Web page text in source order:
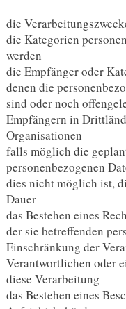
die
die Kategorien
werden
die Empfänger oder
denen die
sind oder noch
Empfängern in
Organisationen
falls möglich die
personenbezogenen
dies nicht möglich ist,
Dauer
das Bestehen eines
der sie betreffenden
Einschränkung der
Verantwortlichen oder
diese Verarbeitung
das Bestehen eines